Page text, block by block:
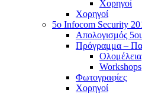
Χορηγοί
Χορηγοί
5o Infocom Security
Απολογισμός
Πρόγραμμα –
Ολομέλεια
Workshops
Φωτογραφίες
Χορηγοί